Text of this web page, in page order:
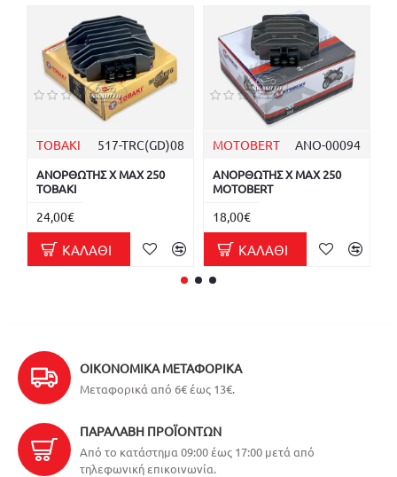
TOBAKI 517-TRC(GD)08
ΑΝΟΡΘΩΤΗΣ X MAX 250
TOBAKI
24,00€
ΚΑΛΆΘΙ
MOTOBERT ΑΝΟ-00094
ΑΝΟΡΘΩΤΗΣ X MAX 250
MOTOBERT
18,00€
ΚΑΛΆΘΙ
ΟΙΚΟΝΟΜΙΚΆ ΜΕΤΑΦΟΡΙΚΆ
Μεταφορικά από 6€ έως 13€.
ΠΑΡΑΛΑΒΉ ΠΡΟΪΌΝΤΩΝ
Από το κατάστημα 09:00 έως 17:00 μετά από
τηλεφωνική επικοινωνία.